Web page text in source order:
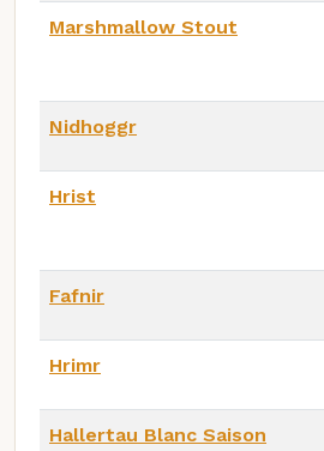
Marshmallow Stout
Nidhoggr
Hrist
Fafnir
Hrimr
Hallertau Blanc Saison